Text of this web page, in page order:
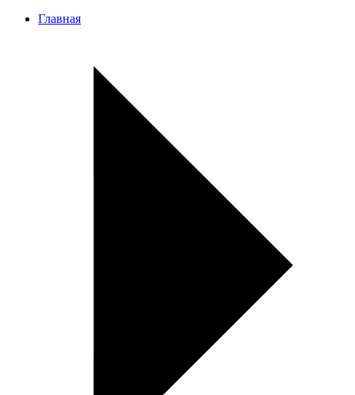
Главная